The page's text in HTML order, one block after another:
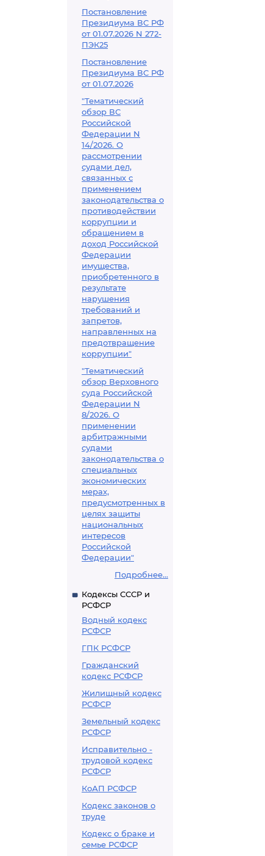
Постановление
Президиума ВС РФ
от 01.07.2026 N 272-
ПЭК25
Постановление
Президиума ВС РФ
от 01.07.2026
"Тематический
обзор ВС
Российской
Федерации N
14/2026. О
рассмотрении
судами дел,
связанных с
применением
законодательства о
противодействии
коррупции и
обращением в
доход Российской
Федерации
имущества,
приобретенного в
результате
нарушения
требований и
запретов,
направленных на
предотвращение
коррупции"
"Тематический
обзор Верховного
суда Российской
Федерации N
8/2026. О
применении
арбитражными
судами
законодательства о
специальных
экономических
мерах,
предусмотренных в
целях защиты
национальных
интересов
Российской
Федерации"
Подробнее...
Кодексы СССР и
РСФСР
Водный кодекс
РСФСР
ГПК РСФСР
Гражданский
кодекс РСФСР
Жилищный кодекс
РСФСР
Земельный кодекс
РСФСР
Исправительно -
трудовой кодекс
РСФСР
КоАП РСФСР
Кодекс законов о
труде
Кодекс о браке и
семье РСФСР